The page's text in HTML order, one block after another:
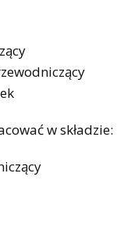
w składzie: